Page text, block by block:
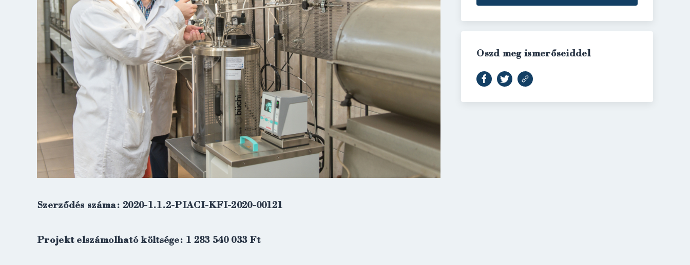
Szerződés száma: 2020-1.1.2-PIACI-KFI-2020-00121
Projekt elszámolható költsége: 1 283 540 033 Ft
Oszd meg ismerőseiddel